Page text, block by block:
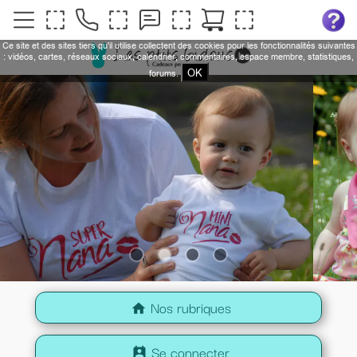
home Nos rubriques
perm_contact_calendar Se connecter
Ce site et des sites tiers qu'il utilise collectent des cookies pour les fonctionnalités suivantes
: vidéos, cartes, réseaux sociaux, calendrier, commentaires, espace membre, statistiques,
forums.
OK